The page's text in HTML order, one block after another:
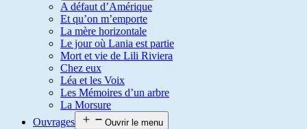
A défaut d’Amérique
Et qu’on m’emporte
La mère horizontale
Le jour où Lania est partie
Mort et vie de Lili Riviera
Chez eux
Léa et les Voix
Les Mémoires d’un arbre
La Morsure
Ouvrages
Ouvrir le menu